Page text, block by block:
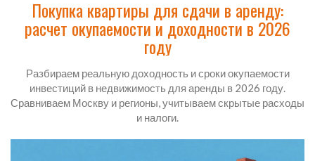
Покупка квартиры для сдачи в аренду:
расчет окупаемости и доходности в 2026
году
Разбираем реальную доходность и сроки окупаемости
инвестиций в недвижимость для аренды в 2026 году.
Сравниваем Москву и регионы, учитываем скрытые расходы
и налоги.